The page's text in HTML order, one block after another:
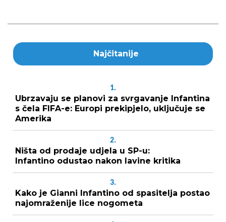
Najčitanije
1.
Ubrzavaju se planovi za svrgavanje Infantina
s čela FIFA-e: Europi prekipjelo, uključuje se
Amerika
2.
Ništa od prodaje udjela u SP-u:
Infantino odustao nakon lavine kritika
3.
Kako je Gianni Infantino od spasitelja postao
najomraženije lice nogometa